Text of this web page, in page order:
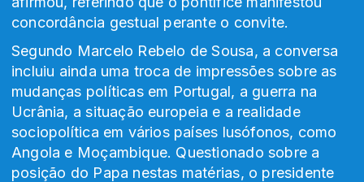
concordância gestual perante o convite.
Segundo Marcelo Rebelo de Sousa, a conversa
incluiu ainda uma troca de impressões sobre as
mudanças políticas em Portugal, a guerra na
Ucrânia, a situação europeia e a realidade
sociopolítica em vários países lusófonos, como
Angola e Moçambique. Questionado sobre a
posição do Papa nestas matérias, o presidente